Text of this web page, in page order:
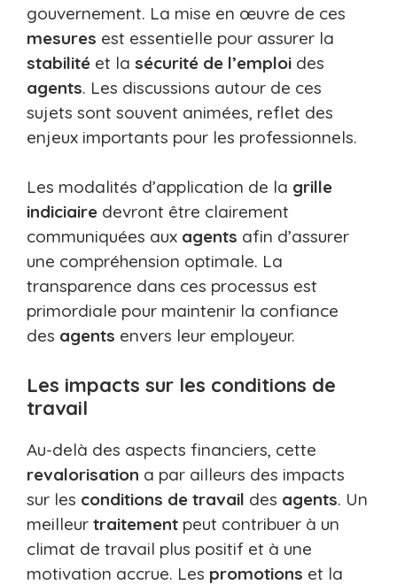
gouvernement. La mise en œuvre de ces
mesures est essentielle pour assurer la
stabilité et la sécurité de l’emploi des
agents. Les discussions autour de ces
sujets sont souvent animées, reflet des
enjeux importants pour les professionnels.
Les modalités d’application de la grille
indiciaire devront être clairement
communiquées aux agents afin d’assurer
une compréhension optimale. La
transparence dans ces processus est
primordiale pour maintenir la confiance
des agents envers leur employeur.
Les impacts sur les conditions de
travail
Au-delà des aspects financiers, cette
revalorisation a par ailleurs des impacts
sur les conditions de travail des agents. Un
meilleur traitement peut contribuer à un
climat de travail plus positif et à une
motivation accrue. Les promotions et la